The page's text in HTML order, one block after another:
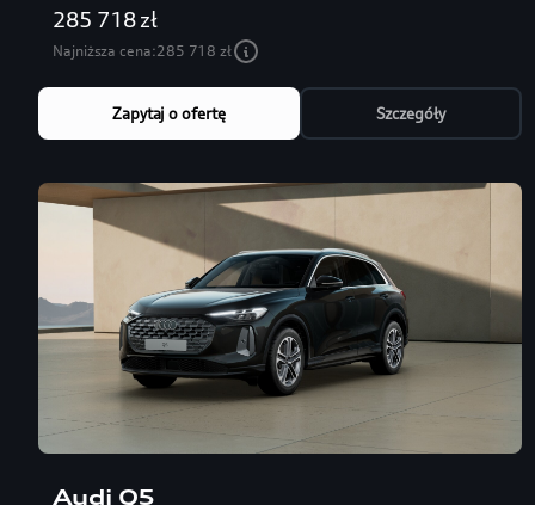
285 718 zł
Najniższa cena:285 718 zł
Zapytaj o ofertę Szczegóły
Audi Q5